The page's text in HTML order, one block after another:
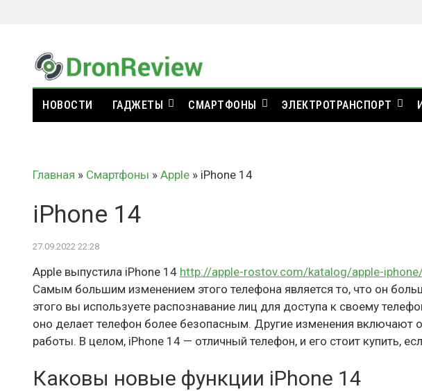
НОВОСТИ ГАДЖЕТЫ СМАРТФОНЫ ЭЛЕКТРОТРАНСПОРТ
Главная » Смартфоны » Apple » iPhone 14
iPhone 14
27.09.2022 22:28
Apple выпустила iPhone 14 http://apple-rostov.com/katalog/apple-
Самым большим изменением этого телефона является то, что он
этого вы используете распознавание лиц для доступа к своему
оно делает телефон более безопасным. Другие изменения включают
работы. В целом, iPhone 14 — отличный телефон, и его стоит купить,
Каковы новые функции iPhone 14